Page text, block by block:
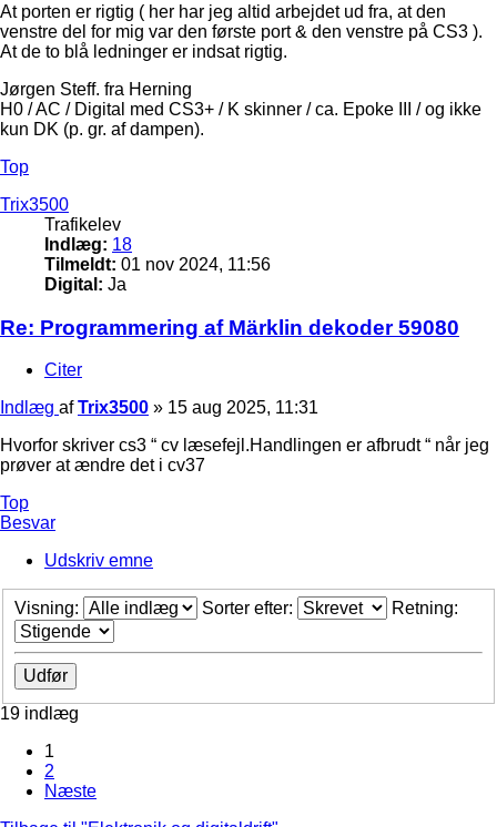
At porten er rigtig ( her har jeg altid arbejdet ud fra, at den
venstre del for mig var den første port & den venstre på CS3 ).
At de to blå ledninger er indsat rigtig.
Jørgen Steff. fra Herning
H0 / AC / Digital med CS3+ / K skinner / ca. Epoke III / og ikke
kun DK (p. gr. af dampen).
Top
Trix3500
Trafikelev
Indlæg: 18
Tilmeldt: 01 nov 2024, 11:56
Digital: Ja
Re: Programmering af Märklin dekoder 59080
Citer
Indlæg afTrix3500 » 15 aug 2025, 11:31
Hvorfor skriver cs3 “ cv læsefejl.Handlingen er afbrudt “ når jeg
prøver at ændre det i cv37
Top
Besvar
Udskriv emne
Visning: Sorter efter: Retning:
19 indlæg
1
2
Næste